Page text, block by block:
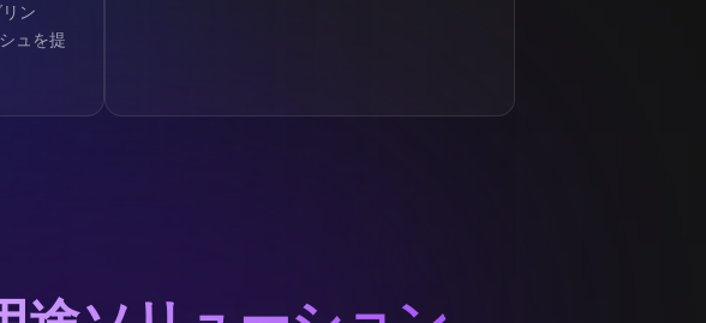
ン
ュを提